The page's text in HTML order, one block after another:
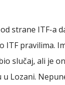
strane ITF-a
pravilima.
slučaj, ali je
Lozani.